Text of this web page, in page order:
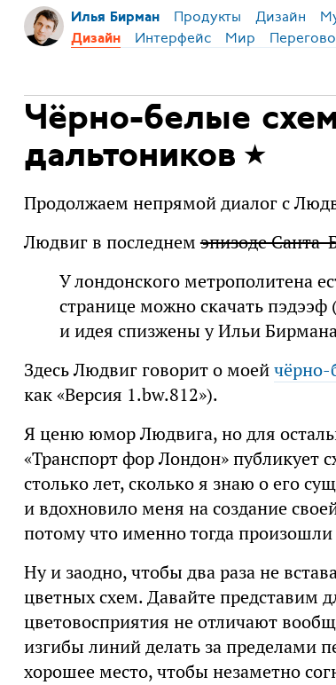
Илья Бирман Продукты Дизайн
Дизайн
Интерфейс Мир
Чёрно-белые
дальтоников
Продолжаем непрямой диалог с
Людвиг в последнемэпизоде Санта-
У лондонского метрополитена
странице можно скачать пэдээф
и идея спизжены у Ильи
Здесь Людвиг говорит о моейчёрно-
как «Версия 1.bw.812»).
Я ценю юмор Людвига, но для
«Транспорт фор Лондон» публикует
столько лет, сколько я знаю о его
и вдохновило меня на создание
потому что именно тогда
Ну и заодно, чтобы два раза не
цветных схем. Давайте представим
цветовосприятия не отличают
изгибы линий делать за пределами
хорошее место, чтобы незаметно